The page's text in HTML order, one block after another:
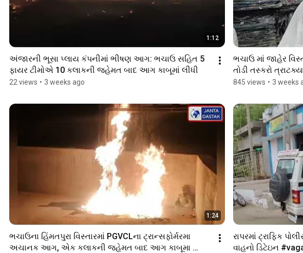
1:12
અંજારની ભૂસા પ્લાય કંપનીમાં ભીષણ આગ: ભચાઉ સહિત 5
22 views • 3 weeks ago
ભચાઉ માં જાહેર
તોડી તસ્કરો
845 views • 3 weeks
1:24
ભચાઉના હિંમતપુરા વિસ્તારમાં PGVCLના ટ્રાન્સફોર્મરમા
અચાનક આગ, એક કલાકની જહેમત બાદ આગ કાબૂમા
રાપરમાં ટ્રાફિક